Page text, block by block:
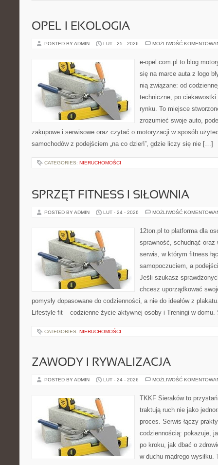
OPEL I EKOLOGIA
POSTED BY ADMIN LUT - 25 - 2026 MOŻLIWOŚĆ
e-opel.com.pl to blog
się na marce auta z logo
nią związane: od
techniczne, po
rynku. To miejsce
zrozumieć swoje auto,
zakupowe i serwisowe oraz czytać o motoryzacji w sposób
samochodów z podejściem „na co dzień”, gdzie liczy się nie […]
CATEGORIES: NIERUCHOMOŚCI
SPRZĘT FITNESS I SIŁOWNIA
POSTED BY ADMIN LUT - 24 - 2026 MOŻLIWOŚĆ
12ton.pl to platforma dla
sprawność, schudnąć oraz
serwis, w którym fitness
samopoczuciem, a
Jeśli szukasz
chcesz uporządkować
pomysły dopasowane do codzienności, a nie do ideałów z
Lifestyle fit – codzienne życie aktywnej osoby i Treningi w
CATEGORIES: NIERUCHOMOŚCI
ZAWODY I RYWALIZACJA
POSTED BY ADMIN LUT - 24 - 2026 MOŻLIWOŚĆ
TKKF Sieraków to
traktują ruch nie jako
proces. Serwis łączy
codziennością: pokazuje,
po kroku, jak dbać o
w duchu mądrego